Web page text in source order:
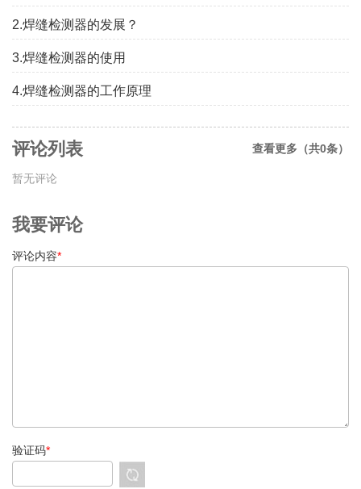
2.焊缝检测器的发展？
3.焊缝检测器的使用
4.焊缝检测器的工作原理
查看更多（共0条）
评论列表
暂无评论
我要评论
评论内容*
验证码*